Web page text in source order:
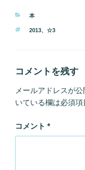
カ
ゴ
ー
本
タ
2013、 ☆3
コメントを残す
メールアドレスが
いている欄は必須項
コメント *